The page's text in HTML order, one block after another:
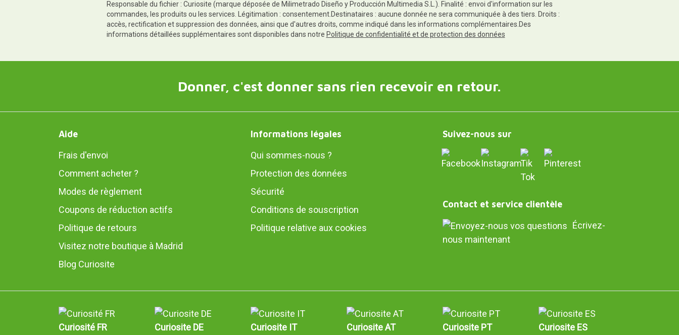
Responsable du fichier : Curiosite (marque déposée de Milimetrado Diseño y Producción Multimedia S.L.). Finalité : envoi d'information sur les
commandes, les produits ou les services. Légitimation : consentement.Destinataires : aucune donnée ne sera communiquée à des tiers. Droits :
accès, rectification et suppression des données, ainsi que d'autres droits, comme indiqué dans les informations complémentaires.Des
informations détaillées supplémentaires sont disponibles dans notre Politique de confidentialité et de protection des données
Donner, c'est donner sans rien recevoir en retour.
Aide
Frais d'envoi
Comment acheter ?
Modes de règlement
Coupons de réduction actifs
Politique de retours
Visitez notre boutique à Madrid
Blog Curiosite
Informations légales
Qui sommes-nous ?
Protection des données
Sécurité
Conditions de souscription
Politique relative aux cookies
Suivez-nous sur
Contact et service clientèle
Écrivez-
nous maintenant
Curiosité FR Curiosite DE Curiosite IT Curiosite AT Curiosite PT Curiosite ES